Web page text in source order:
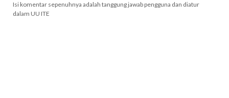
Isi komentar sepenuhnya adalah tanggung jawab pengguna dan diatur
dalam UU ITE